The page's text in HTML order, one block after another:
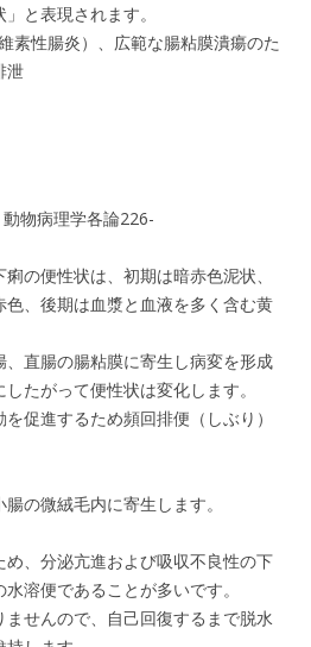
と表現されます。
素性腸炎）、広範な腸粘膜潰瘍のた
泄
物病理学各論226-
の便性状は、初期は暗赤色泥状、
、後期は血漿と血液を多く含む黄
、直腸の腸粘膜に寄生し病変を形成
たがって便性状は変化します。
促進するため頻回排便（しぶり）
の微絨毛内に寄生します。
、分泌亢進および吸収不良性の下
溶便であることが多いです。
せんので、自己回復するまで脱水